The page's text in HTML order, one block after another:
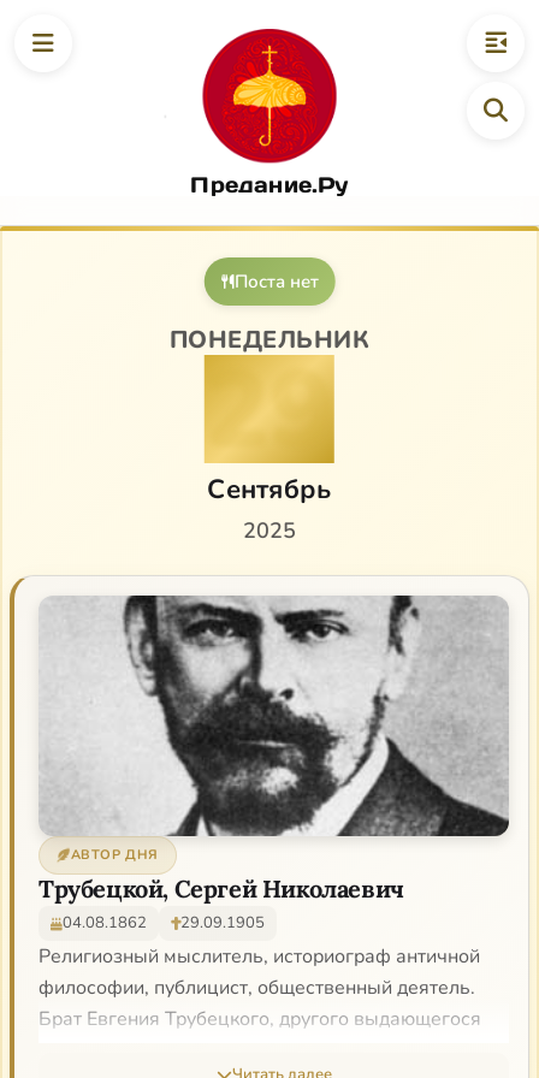
Предание.Ру
Поста нет
ПОНЕДЕЛЬНИК
29
Сентябрь
2025
АВТОР ДНЯ
Трубецкой, Сергей Николаевич
04.08.1862 29.09.1905
Религиозный мыслитель, историограф античной
философии, публицист, общественный деятель.
Брат Евгения Трубецкого, другого выдающегося